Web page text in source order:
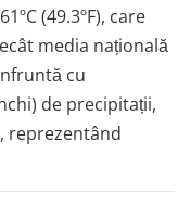
(49.3ºF), care
media națională
cu
de precipitații,
reprezentând